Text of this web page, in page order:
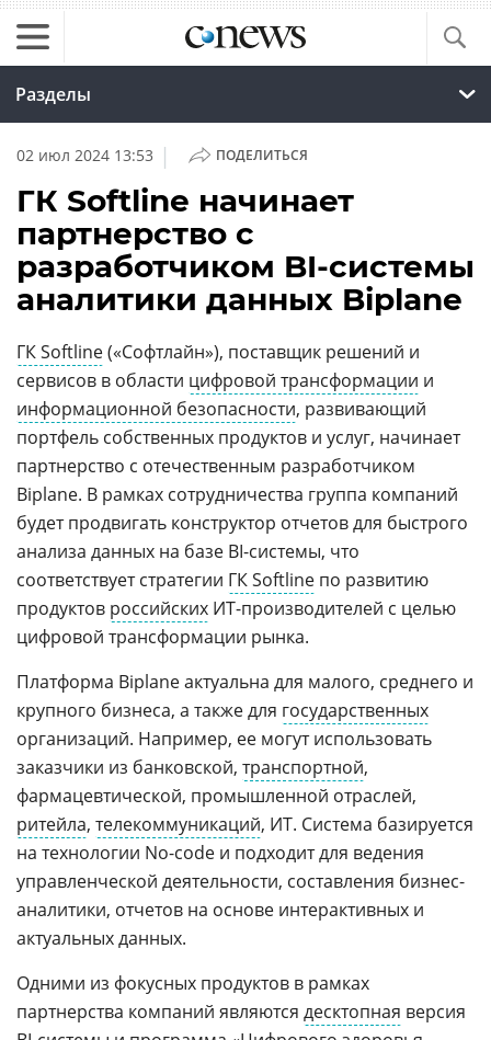
Разделы
02 июл 2024 13:53 | ПОДЕЛИТЬСЯ
ГК Softline начинает
партнерство с
разработчиком BI-системы
аналитики данных Biplane
ГК Softline(«Софтлайн»), поставщик решений и
сервисов в области цифровой трансформации и
информационной безопасности, развивающий
портфель собственных продуктов и услуг, начинает
партнерство с отечественным разработчиком
Biplane. В рамках сотрудничества группа компаний
будет продвигать конструктор отчетов для быстрого
анализа данных на базе BI-системы, что
соответствует стратегии ГК Softline по развитию
продуктов российских ИТ-производителей с целью
цифровой трансформации рынка.
Платформа Biplane актуальна для малого, среднего и
крупного бизнеса, а также для государственных
организаций. Например, ее могут использовать
заказчики из банковской, транспортной,
фармацевтической, промышленной отраслей,
ритейла, телекоммуникаций, ИТ. Система базируется
на технологии No-сode и подходит для ведения
управленческой деятельности, составления бизнес-
аналитики, отчетов на основе интерактивных и
актуальных данных.
Одними из фокусных продуктов в рамках
партнерства компаний являются десктопная версия